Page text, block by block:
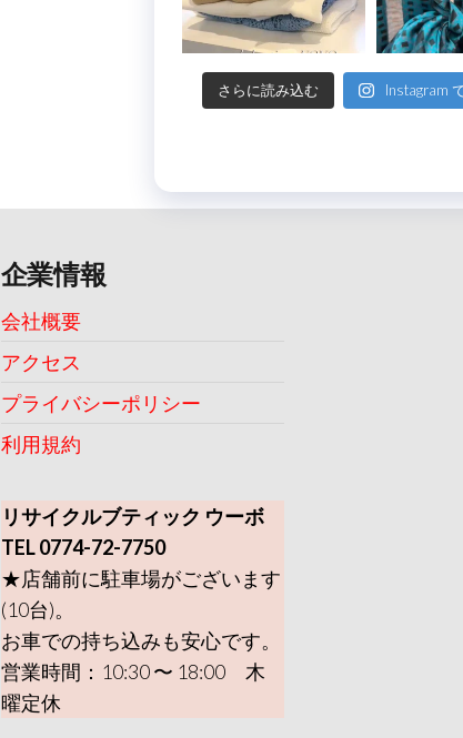
さらに読み込む Instagram
企業情報
会社概要
アクセス
プライバシーポリシー
利用規約
リサイクルブティック ウーボ
TEL 0774-72-7750
★店舗前に駐車場がございます
(10台)。
お車での持ち込みも安心です。
営業時間：10:30 〜 18:00 木
曜定休